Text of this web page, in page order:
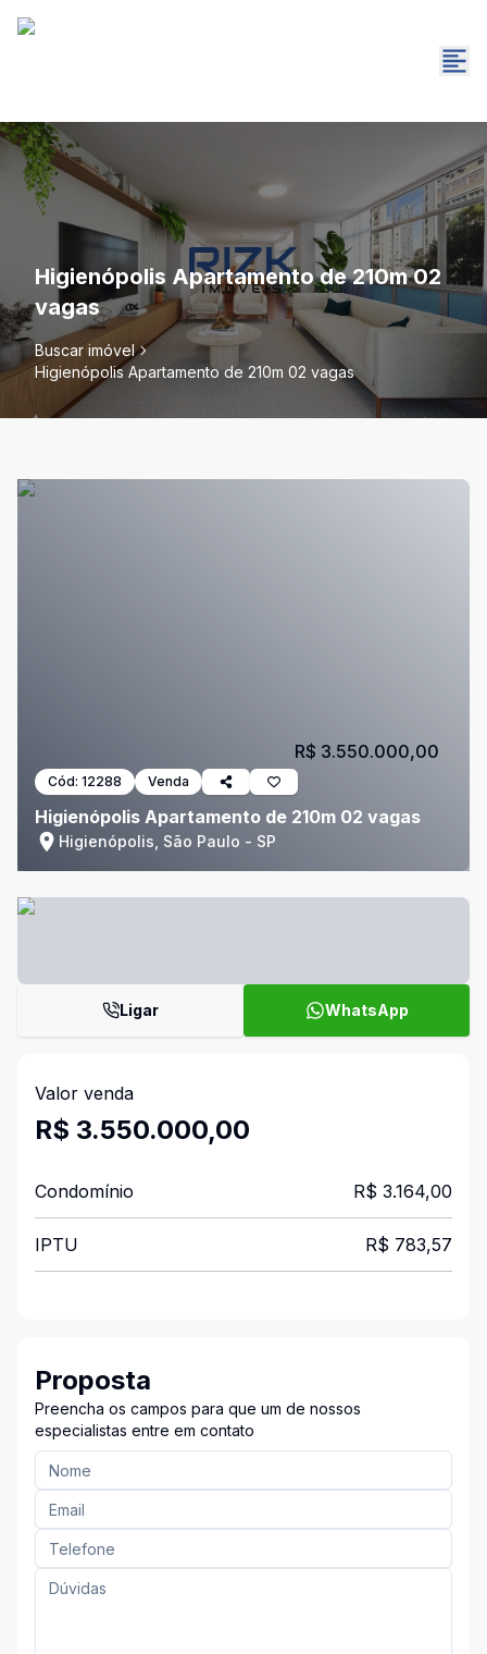
Higienópolis Apartamento de 210m 02
vagas
Buscar imóvel
Higienópolis Apartamento de 210m 02 vagas
Cód: 12288 Venda
Higienópolis Apartamento de 210m 02 vagas
Higienópolis, São Paulo - SP
R$ 3.550.000,00
Ligar WhatsApp
Valor venda
R$ 3.550.000,00
Condomínio R$ 3.164,00
IPTU R$ 783,57
Proposta
Preencha os campos para que um de nossos
especialistas entre em contato